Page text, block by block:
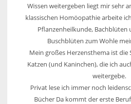
Wissen weitergeben liegt mir sehr
klassischen Homöopathie arbeite
Pflanzenheilkunde, Bachblüten
Buschblüten zum Wohle
Mein großes Herzensthema ist
Katzen (und Kaninchen), die ich
weitergebe.
Privat lese ich immer noch
Bücher Da kommt der erste